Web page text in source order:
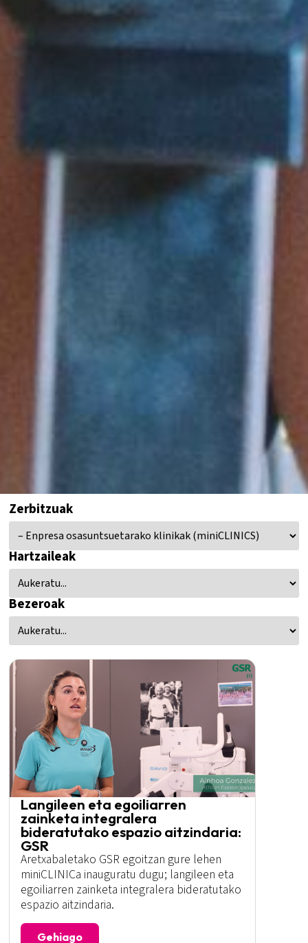
Zerbitzuak
Hartzaileak
Bezeroak
Langileen eta egoiliarren
zainketa integralera
bideratutako espazio aitzindaria:
GSR
Aretxabaletako GSR egoitzan gure lehen
miniCLINICa inauguratu dugu; langileen eta
egoiliarren zainketa integralera bideratutako
espazio aitzindaria.
Gehiago